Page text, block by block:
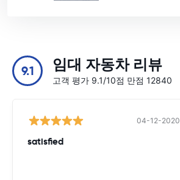
9.1 임대 자동차 리뷰
고객 평가 9.1/10점 만점 12840
04-12-2020
satisfied